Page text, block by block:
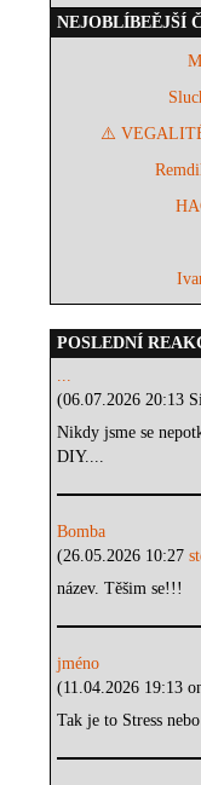
NEJOBLÍBEĚJŠÍ
⚠️
POSLEDNÍ
...
(06.07.2026 20:13
Nikdy jsme se
DIY....
Bomba
(26.05.2026 10:27
název. Těšim se!!!
jméno
(11.04.2026 19:13
Tak je to Stress